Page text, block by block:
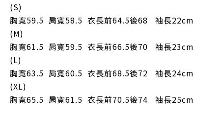
(S)
胸寬59.5 肩寬58.5 衣長前64.5後68 袖長22cm
(M)
胸寬61.5 肩寬59.5 衣長前66.5後70
袖長23cm
(L)
胸寬63.5 肩寬60.5 衣長前68.5後72 袖長24cm
(XL)
胸寬65.5 肩寬61.5 衣長前70.5後74 袖長25cm